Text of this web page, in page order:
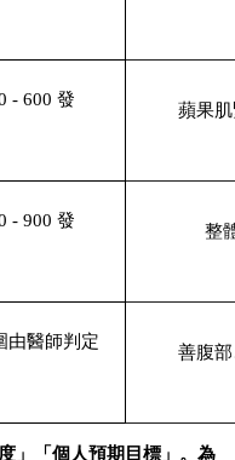
- 600 發
蘋果
- 900 發
整
由醫師判定
善腹
」「個人預期目標」。為